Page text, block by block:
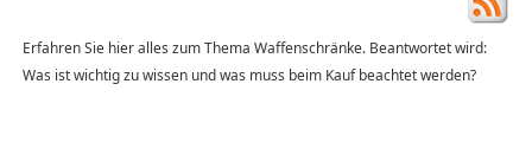
Erfahren Sie hier alles zum Thema Waffenschränke. Beantwortet wird:
Was ist wichtig zu wissen und was muss beim Kauf beachtet werden?